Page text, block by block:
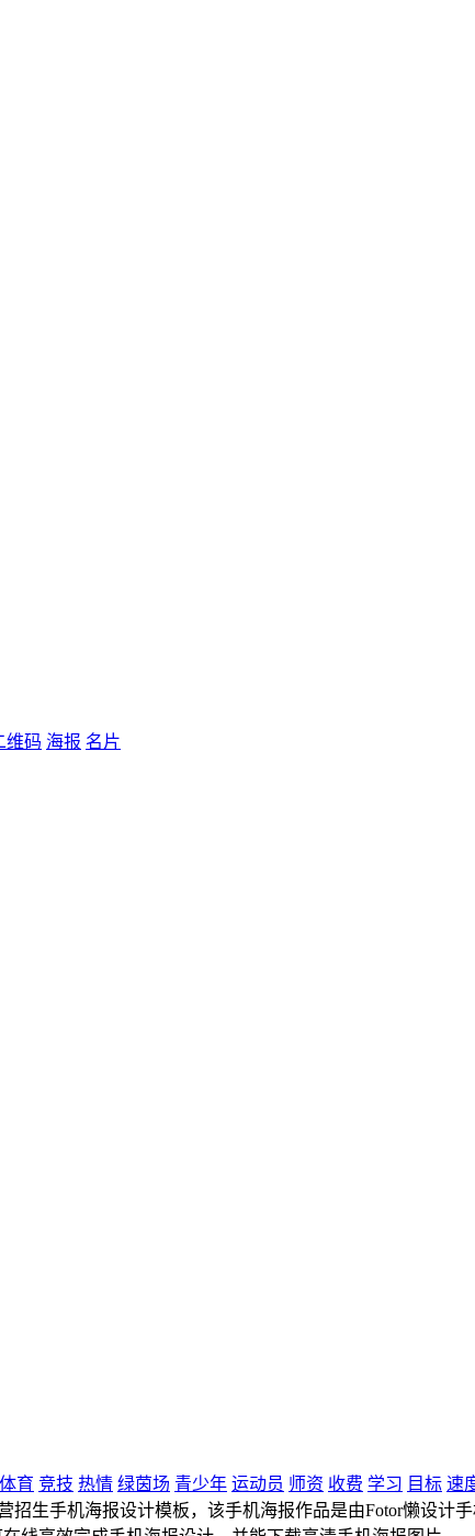
维码 海报 名片
体育 竞技 热情 绿茵场 青少年 运动员 师资 收费 学习 目标 速
生手机海报设计模板，该手机海报作品是由Fotor懒设计